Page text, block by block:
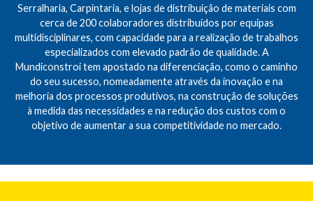
Serralharia, Carpintaria, e lojas de distribuição de materiais com
cerca de 200 colaboradores distribuídos por equipas
multidisciplinares, com capacidade para a realização de trabalhos
especializados com elevado padrão de qualidade. A
Mundiconstroi tem apostado na diferenciação, como o caminho
do seu sucesso, nomeadamente através da inovação e na
melhoria dos processos produtivos, na construção de soluções
à medida das necessidades e na redução dos custos com o
objetivo de aumentar a sua competitividade no mercado.